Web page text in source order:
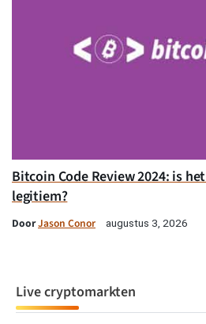
Bitcoin Code Review 2024: is
legitiem?
DoorJason Conor augustus 3, 2026
Live cryptomarkten